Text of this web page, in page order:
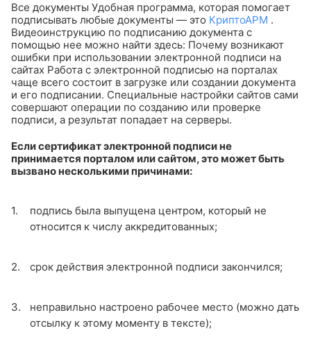
Все документы Удобная программа, которая помогает
подписывать любые документы — это КриптоАРМ .
Видеоинструкцию по подписанию документа с
помощью нее можно найти здесь: Почему возникают
ошибки при использовании электронной подписи на
сайтах Работа с электронной подписью на порталах
чаще всего состоит в загрузке или создании документа
и его подписании. Специальные настройки сайтов сами
совершают операции по созданию или проверке
подписи, а результат попадает на серверы.
Если сертификат электронной подписи не
принимается порталом или сайтом, это может быть
вызвано несколькими причинами:
подпись была выпущена центром, который не
относится к числу аккредитованных;
срок действия электронной подписи закончился;
неправильно настроено рабочее место (можно дать
отсылку к этому моменту в тексте);